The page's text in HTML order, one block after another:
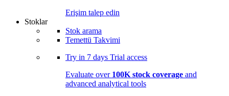
Erişim talep edin
Stoklar
Stok arama
Temettü Takvimi
Try in 7 days Trial access
Evaluate over 100K stock coverage and
advanced analytical tools